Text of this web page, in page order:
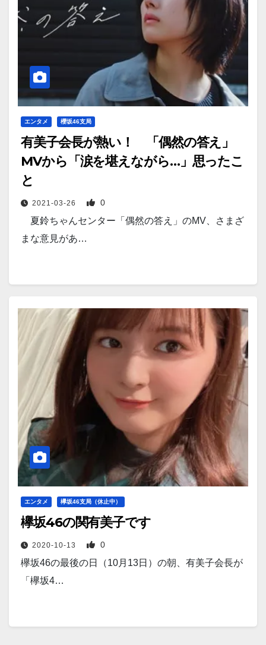
エンタメ 櫻坂46支局
有美子会長が熱い！ 「偶然の答え」
MVから「涙を堪えながら…」思ったこ
と
2021-03-26 0
夏鈴ちゃんセンター「偶然の答え」のMV、さまざ
まな意見があ…
エンタメ 欅坂46支局（休止中）
欅坂46の関有美子です
2020-10-13 0
欅坂46の最後の日（10月13日）の朝、有美子会長が
「欅坂4…